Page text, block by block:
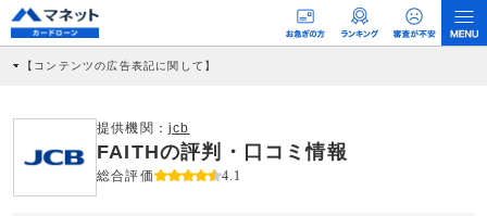
【コンテンツの広告表記に関して】
社に対して企業から紹介報酬が支払われるという収益モデルです。 ただし、特定の
商品を根拠なくPRするものではなく、当編集部の調査／ユーザーへの口コミ収集な
どに基づき、公平性を担保した情報提供を行っています。
>提携企業一覧
提供機関： jcb
FAITHの評判・口コミ情報
総合評価 4.1